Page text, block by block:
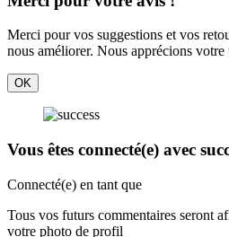
Merci pour vos suggestions et vos
nous améliorer. Nous apprécions votre
OK
Vous êtes connecté(e) avec
Connecté(e) en tant que
Tous vos futurs commentaires seront
votre photo de profil